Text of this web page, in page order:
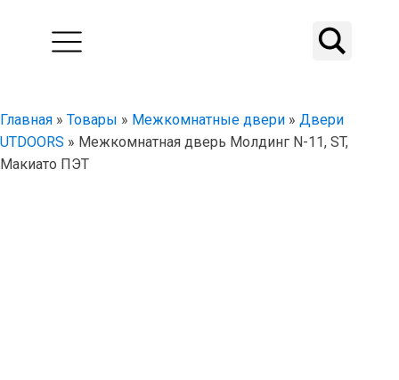
Главная » Товары » Межкомнатные двери » Двери
UTDOORS » Межкомнатная дверь Молдинг N-11, ST,
Макиато ПЭТ